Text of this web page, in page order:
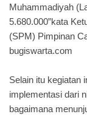
Muhammadiyah
5.680.000”kata
(SPM) Pimpinan
bugiswarta.com
Selain itu kegiatan
implementasi dari
bagaimana